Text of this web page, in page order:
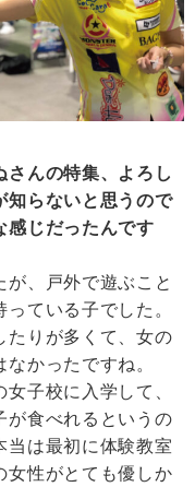
さんの特集、よろし
知らないと思うので
感じだったんです
、戸外で遊ぶこと
ている子でした。
たりが多くて、女の
かったですね。
子校に入学して、
が食べれるというの
当は最初に体験教室
女性がとても優しか